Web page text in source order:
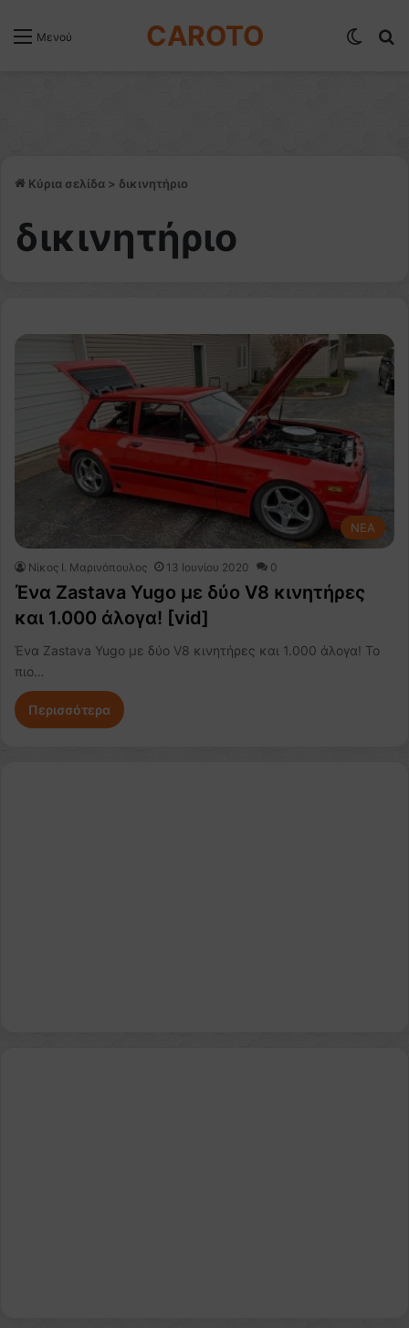
Μενού CAROTO
Κύρια σελίδα > δικινητήριο
δικινητήριο
NEA
Nίκος Ι. Mαρινόπουλος 13 Ιουνίου 2020 0
Ένα Zastava Yugo με δύο V8 κινητήρες
και 1.000 άλογα! [vid]
Ένα Zastava Yugo με δύο V8 κινητήρες και 1.000 άλογα! To
πιο…
Περισσότερα